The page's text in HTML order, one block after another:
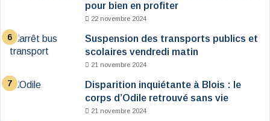
pour bien en profiter
22 novembre 2024
Suspension des transports publics et
scolaires vendredi matin
21 novembre 2024
Disparition inquiétante à Blois : le
corps d’Odile retrouvé sans vie
21 novembre 2024